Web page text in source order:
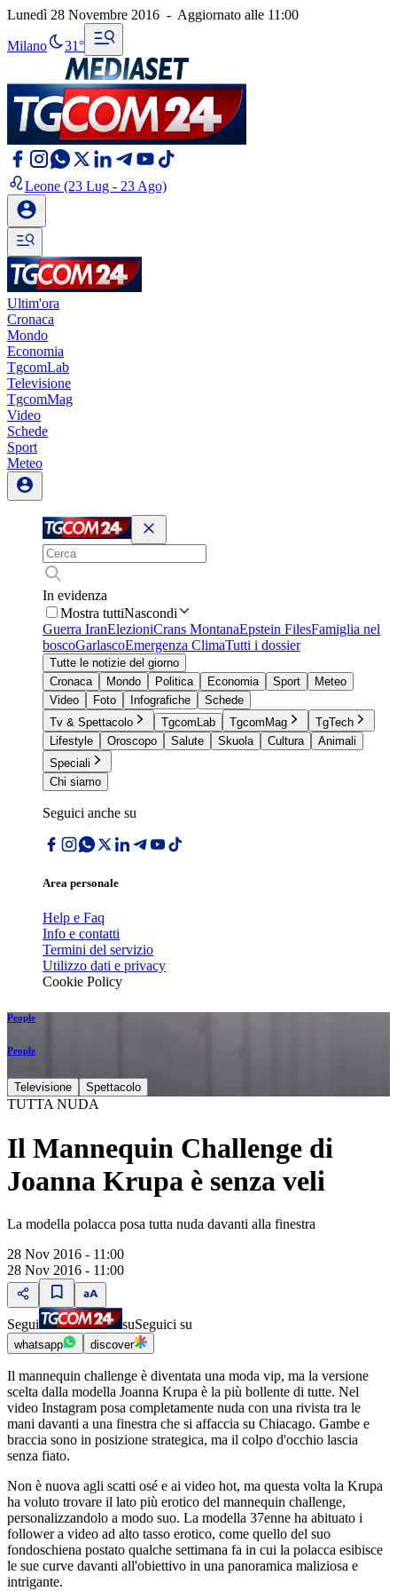
Lunedì 28 Novembre 2016 - Aggiornato alle 11:00
Milano 31°
Leone (23 Lug - 23 Ago)
Ultim'ora
Cronaca
Mondo
Economia
TgcomLab
Televisione
TgcomMag
Video
Schede
Sport
Meteo
In evidenza
Mostra tuttiNascondi
Guerra IranElezioniCrans MontanaEpstein FilesFamiglia nel
boscoGarlascoEmergenza ClimaTutti i dossier
Tutte le notizie del giorno
Cronaca
Mondo Politica Economia Sport
Meteo
Video
Foto Infografiche
Schede
Tv & Spettacolo
TgcomLab TgcomMag
TgTech
Lifestyle
Oroscopo Salute Skuola Cultura
Animali
Speciali
Chi siamo
Seguici anche su
Area personale
Help e Faq
Info e contatti
Termini del servizio
Utilizzo dati e privacy
Cookie Policy
People
People
Televisione Spettacolo
TUTTA NUDA
Il Mannequin Challenge di
Joanna Krupa è senza veli
La modella polacca posa tutta nuda davanti alla finestra
28 Nov 2016 - 11:00
28 Nov 2016 - 11:00
Segui suSeguici su
whatsapp discover
Il mannequin challenge è diventata una moda vip, ma la versione
scelta dalla modella Joanna Krupa è la più bollente di tutte. Nel
video Instagram posa completamente nuda con una rivista tra le
mani davanti a una finestra che si affaccia su Chiacago. Gambe e
braccia sono in posizione strategica, ma il colpo d'occhio lascia
senza fiato.
Non è nuova agli scatti osé e ai video hot, ma questa volta la Krupa
ha voluto trovare il lato più erotico del mannequin challenge,
personalizzandolo a modo suo. La modella 37enne ha abituato i
follower a video ad alto tasso erotico, come quello del suo
fondoschiena postato qualche settimana fa in cui la polacca esibisce
le sue curve davanti all'obiettivo in una panoramica maliziosa e
intrigante.